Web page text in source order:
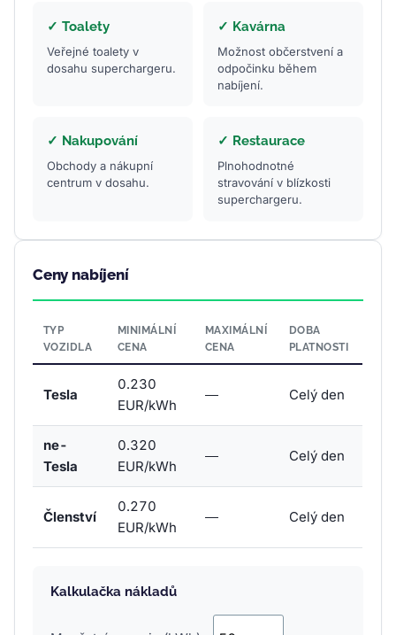
✓ Toalety
Veřejné toalety v
dosahu superchargeru.
✓ Kavárna
Možnost občerstvení a
odpočinku během
nabíjení.
✓ Nakupování
Obchody a nákupní
centrum v dosahu.
✓ Restaurace
Plnohodnotné
stravování v blízkosti
superchargeru.
Ceny nabíjení
TYP
VOZIDLA
MINIMÁLNÍ
CENA
MAXIMÁLNÍ
CENA
DOBA
PLATNOSTI
Tesla
0.230
EUR/kWh
— Celý den
ne-
Tesla
0.320
EUR/kWh
— Celý den
Členství
0.270
EUR/kWh
— Celý den
Kalkulačka nákladů